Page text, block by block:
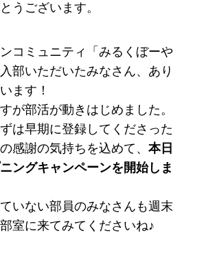
うございます。
コミュニティ「みるくぼーや
部いただいたみなさん、あり
ます！
が部活が動きはじめました。
は早期に登録してくださった
感謝の気持ちを込めて、 本日
ングキャンペーンを開始しま
いない部員のみなさんも週末
室に来てみてくださいね♪